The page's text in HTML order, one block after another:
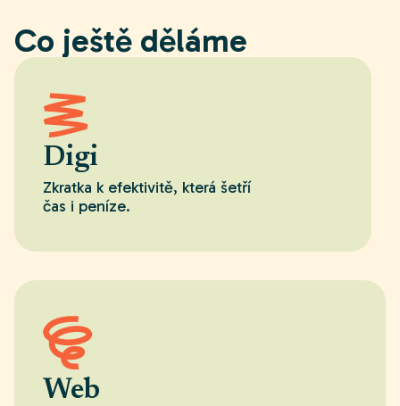
Co ještě děláme
Digi
Zkratka k efektivitě, která šetří
čas i peníze.
Web